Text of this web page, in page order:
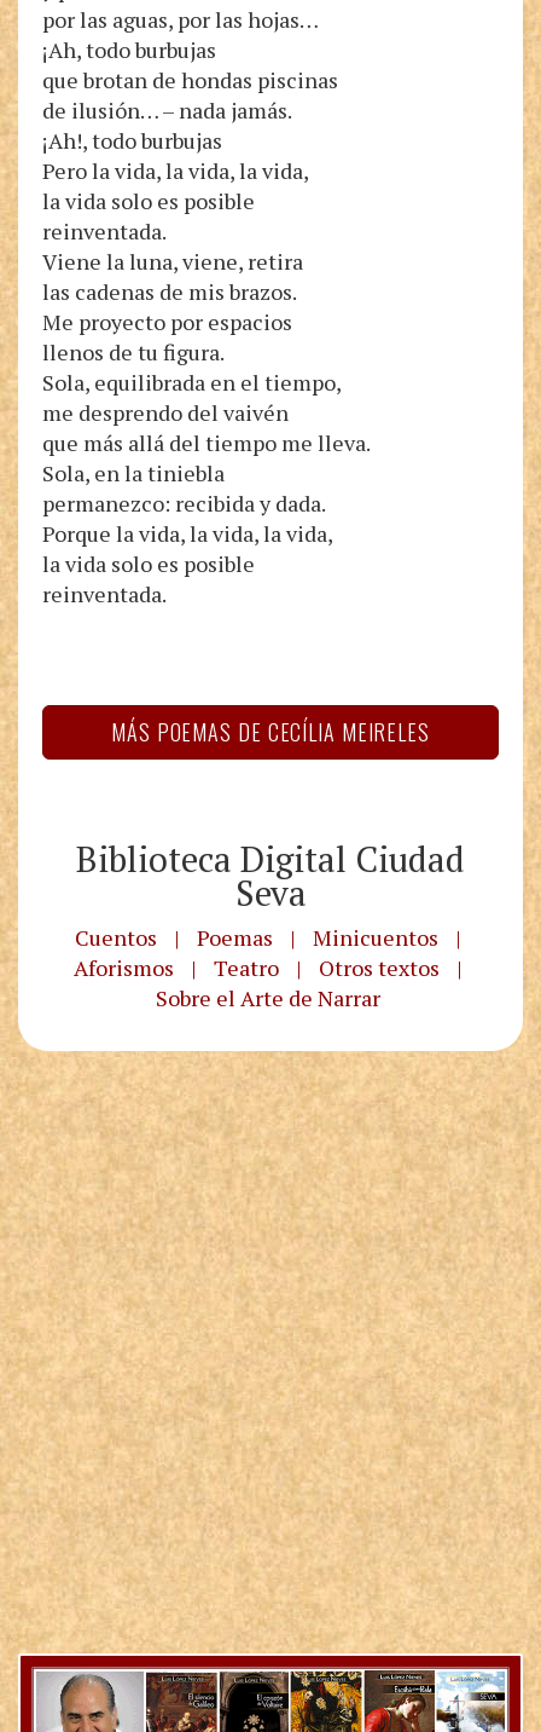
por las aguas, por las hojas…
¡Ah, todo burbujas
que brotan de hondas piscinas
de ilusión… – nada jamás.
¡Ah!, todo burbujas
Pero la vida, la vida, la vida,
la vida solo es posible
reinventada.
Viene la luna, viene, retira
las cadenas de mis brazos.
Me proyecto por espacios
llenos de tu figura.
Sola, equilibrada en el tiempo,
me desprendo del vaivén
que más allá del tiempo me lleva.
Sola, en la tiniebla
permanezco: recibida y dada.
Porque la vida, la vida, la vida,
la vida solo es posible
reinventada.
MÁS POEMAS DE CECÍLIA MEIRELES
Biblioteca Digital Ciudad
Seva
Cuentos | Poemas | Minicuentos
|
Aforismos
| Teatro | Otros textos
|
Sobre el Arte de Narrar